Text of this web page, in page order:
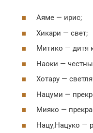
Аяме — ирис;
Хикари — свет;
Митико — дитя
Наоки —
Хотару —
Нацуми —
Мияко —
Нацу,Нацуко —